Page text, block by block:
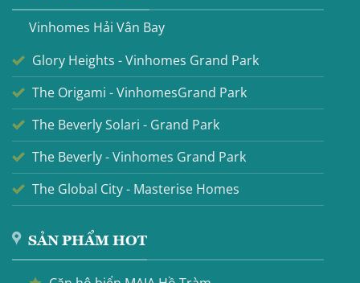
Vinhomes Hải Vân Bay
Glory Heights - Vinhomes Grand Park
The Origami - VinhomesGrand Park
The Beverly Solari - Grand Park
The Beverly - Vinhomes Grand Park
The Global City - Masterise Homes
SẢN PHẨM HOT